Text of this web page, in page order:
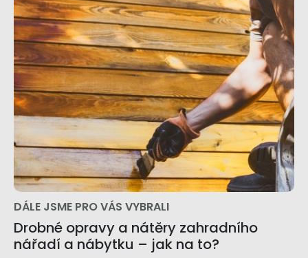
DÁLE JSME PRO VÁS VYBRALI
Drobné opravy a nátěry zahradního
nářadí a nábytku – jak na to?